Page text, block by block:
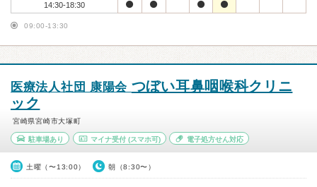
14:30-18:30
09:00-13:30
医療法人社団 康陽会 つぼい耳鼻咽喉科クリニ
ック
宮崎県宮崎市大塚町
駐車場あり マイナ受付(スマホ可) 電子処方せん対応
土曜（〜13:00） 朝（8:30〜）